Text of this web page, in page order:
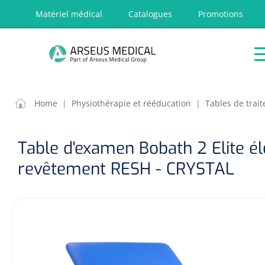
Ga naar de hoofdnavigatie
Matériel médical Catalogues Promotions
Traitement
Respiration
Physiothérapie et rééducation
OPTIONS
Home | Physiothérapie et rééducation | Tables de
Table d'examen Bobath 2 Elite
revêtement RESH - CRYSTAL